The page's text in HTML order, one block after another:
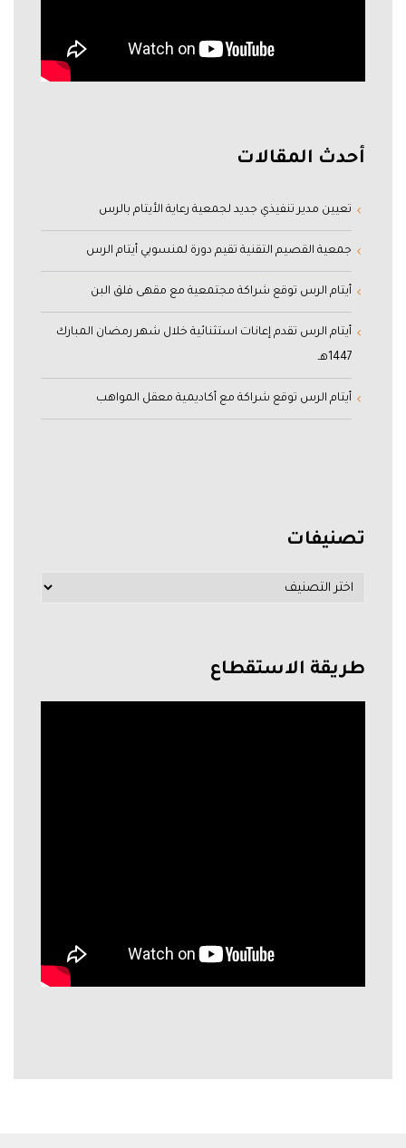
أحدث المقالات
تعيين مدير تنفيذي جديد لجمعية رعاية الأيتام بالرس
جمعية القصيم التقنية تقيم دورة لمنسوبي أيتام الرس
أيتام الرس توقع شراكة مجتمعية مع مقهى فلق البن
أيتام الرس تقدم إعانات استثنائية خلال شهر رمضان المبارك
1447هـ
أيتام الرس توقع شراكة مع أكاديمية معقل المواهب
تصنيفات
طريقة الاستقطاع